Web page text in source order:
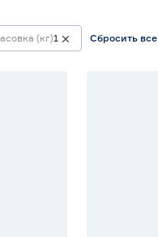
(кг)1 Сбросить все